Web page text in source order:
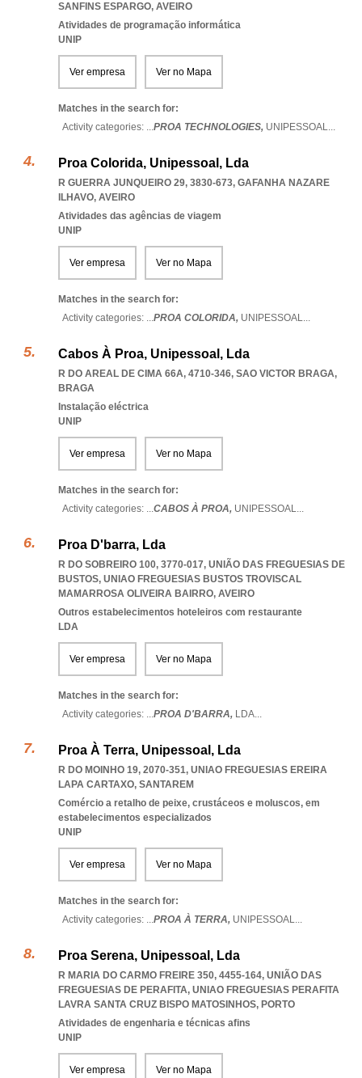
SANFINS ESPARGO, AVEIRO
Atividades de programação informática
UNIP
Ver empresa Ver no Mapa
Matches in the search for:
Activity categories: ...PROA TECHNOLOGIES, UNIPESSOAL...
Proa Colorida, Unipessoal, Lda
R GUERRA JUNQUEIRO 29, 3830-673, GAFANHA NAZARE
ILHAVO, AVEIRO
Atividades das agências de viagem
UNIP
Ver empresa Ver no Mapa
Matches in the search for:
Activity categories: ...PROA COLORIDA, UNIPESSOAL...
Cabos À Proa, Unipessoal, Lda
R DO AREAL DE CIMA 66A, 4710-346, SAO VICTOR BRAGA,
BRAGA
Instalação eléctrica
UNIP
Ver empresa Ver no Mapa
Matches in the search for:
Activity categories: ...CABOS À PROA, UNIPESSOAL...
Proa D'barra, Lda
R DO SOBREIRO 100, 3770-017, UNIÃO DAS FREGUESIAS DE
BUSTOS, UNIAO FREGUESIAS BUSTOS TROVISCAL
MAMARROSA OLIVEIRA BAIRRO, AVEIRO
Outros estabelecimentos hoteleiros com restaurante
LDA
Ver empresa Ver no Mapa
Matches in the search for:
Activity categories: ...PROA D'BARRA, LDA...
Proa À Terra, Unipessoal, Lda
R DO MOINHO 19, 2070-351, UNIAO FREGUESIAS EREIRA
LAPA CARTAXO, SANTAREM
Comércio a retalho de peixe, crustáceos e moluscos, em
estabelecimentos especializados
UNIP
Ver empresa Ver no Mapa
Matches in the search for:
Activity categories: ...PROA À TERRA, UNIPESSOAL...
Proa Serena, Unipessoal, Lda
R MARIA DO CARMO FREIRE 350, 4455-164, UNIÃO DAS
FREGUESIAS DE PERAFITA, UNIAO FREGUESIAS PERAFITA
LAVRA SANTA CRUZ BISPO MATOSINHOS, PORTO
Atividades de engenharia e técnicas afins
UNIP
Ver empresa Ver no Mapa